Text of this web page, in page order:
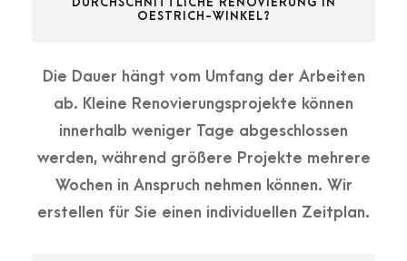
OESTRICH-WINKEL?
Die Dauer hängt vom Umfang der Arbeiten
ab. Kleine Renovierungsprojekte können
innerhalb weniger Tage abgeschlossen
werden, während größere Projekte mehrere
Wochen in Anspruch nehmen können. Wir
erstellen für Sie einen individuellen Zeitplan.